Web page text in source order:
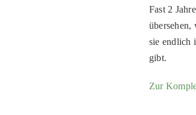
Fast 2
sie endlich
gibt.
Zur